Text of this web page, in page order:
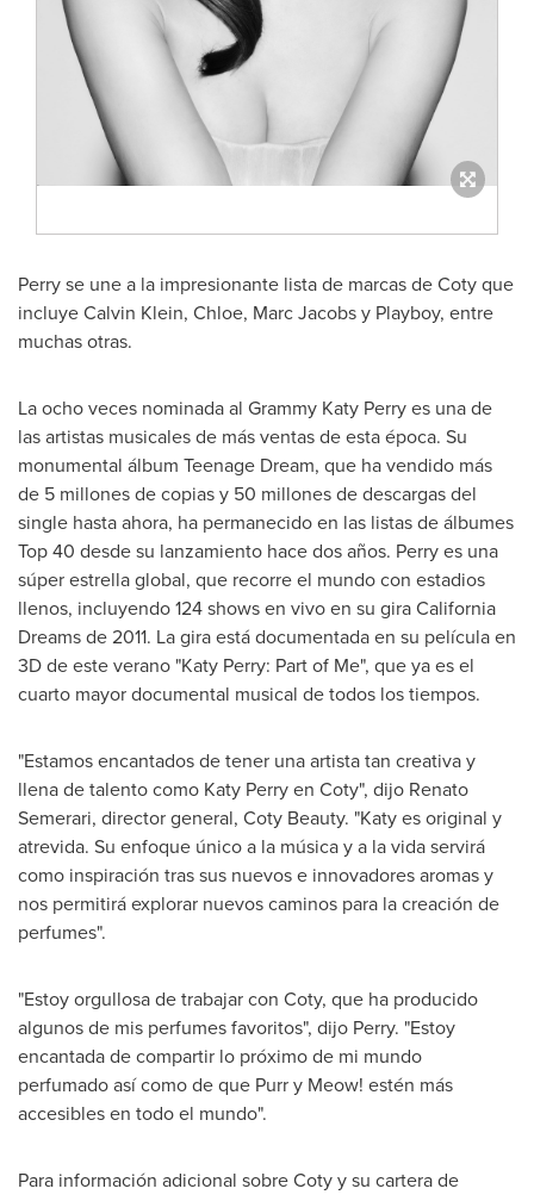
Perry se une a la impresionante lista de marcas de Coty que
incluyeCalvin Klein, Chloe, Marc Jacobsy Playboy, entre
muchas otras.
La ocho veces nominadaal Grammy Katy Perryes una de
las artistas musicales de más ventas de esta época. Su
monumental álbum Teenage Dream, que ha vendido más
de 5 millones de copias y 50 millones de descargas del
single hasta ahora, ha permanecido en las listas de álbumes
Top 40 desde su lanzamiento hace dos años. Perry es una
súper estrella global, que recorre el mundo con estadios
llenos, incluyendo 124 shows en vivo en su gira California
Dreams de 2011. La gira está documentada en su película en
3D de este verano "Katy Perry: Part of Me", que ya es el
cuarto mayor documental musical de todos los tiempos.
"Estamos encantados de tener una artista tan creativa y
llena de talento como Katy Perryen Coty", dijo Renato
Semerari, director general, Coty Beauty. "Katy es original y
atrevida. Su enfoque único a la música y a la vida servirá
como inspiración tras sus nuevos e innovadores aromas y
nos permitirá explorar nuevos caminos para la creación de
perfumes".
"Estoy orgullosa de trabajar con Coty, que ha producido
algunos de mis perfumes favoritos", dijo Perry. "Estoy
encantada de compartir lo próximo de mi mundo
perfumado así como de que Purr y Meow! estén más
accesibles en todo el mundo".
Para información adicional sobre Coty y su cartera de